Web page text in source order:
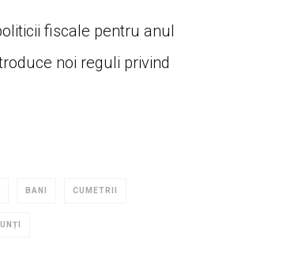
fiscale pentru anul
noi reguli privind
BANI CUMETRII